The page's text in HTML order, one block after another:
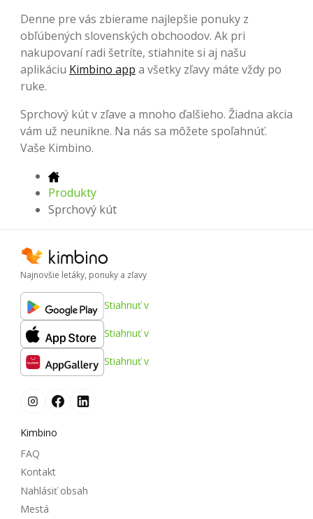
Denne pre vás zbierame najlepšie ponuky z
obľúbených slovenských obchoodov. Ak pri
nakupovaní radi šetríte, stiahnite si aj našu
aplikáciu Kimbino app a všetky zľavy máte vždy po
ruke.
Sprchový kút v zľave a mnoho ďalšieho. Žiadna akcia
vám už neunikne. Na nás sa môžete spoľahnúť.
Vaše Kimbino.
Produkty
Sprchový kút
Najnovšie letáky, ponuky a zľavy
Stiahnuť v
Stiahnuť v
Stiahnuť v
Kimbino
FAQ
Kontakt
Nahlásiť obsah
Mestá